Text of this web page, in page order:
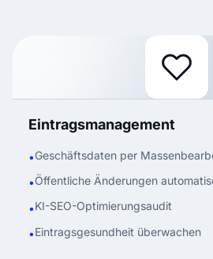
Eintragsmanagement
•Geschäftsdaten per
•Öffentliche Änderungen
•KI-SEO-Optimierungsaudit
•Eintragsgesundheit überwachen